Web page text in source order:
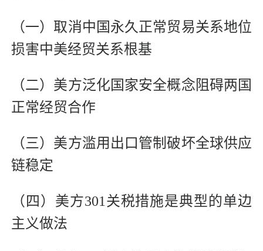
（一）取消中国永久正常贸易关系地位
损害中美经贸关系根基
（二）美方泛化国家安全概念阻碍两国
正常经贸合作
（三）美方滥用出口管制破坏全球供应
链稳定
（四）美方301关税措施是典型的单边
主义做法